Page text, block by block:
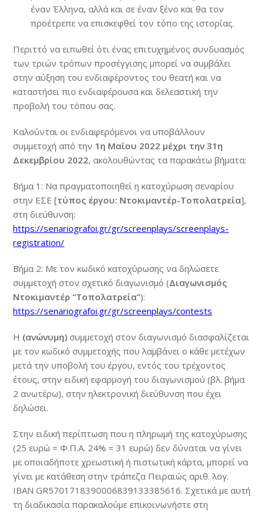
έναν Έλληνα, αλλά και σε έναν ξένο και θα τον
προέτρεπε να επισκεφθεί τον τόπο της ιστορίας.
Περιττό να ειπωθεί ότι ένας επιτυχημένος συνδυασμός
των τριών τρόπων προσέγγισης μπορεί να συμβάλει
στην αύξηση του ενδιαφέροντος του θεατή και να
καταστήσει πιο ενδιαφέρουσα και δελεαστική την
προβολή του τόπου σας.
Καλούνται οι ενδιαφερόμενοι να υποβάλλουν
συμμετοχή από την 1η Μαΐου 2022 μέχρι την 31η
Δεκεμβρίου 2022, ακολουθώντας τα παρακάτω βήματα:
Βήμα 1: Να πραγματοποιηθεί η κατοχύρωση σεναρίου
στην ΕΣΕ [τύπος έργου: Ντοκιμαντέρ-Τοπολατρεία],
στη διεύθυνση:
https://senariografoi.gr/gr/screenplays/screenplays-
registration/
Βήμα 2: Με τον κωδικό κατοχύρωσης να δηλώσετε
συμμετοχή στον σχετικό διαγωνισμό (Διαγωνισμός
Ντοκιμαντέρ “Τοπολατρεία”):
https://senariografoi.gr/gr/screenplays/contests
Η (ανώνυμη) συμμετοχή στον διαγωνισμό διασφαλίζεται
με τον κωδικό συμμετοχής που λαμβάνει ο κάθε μετέχων
μετά την υποβολή του έργου, εντός του τρέχοντος
έτους, στην ειδική εφαρμογή του διαγωνισμού (βλ. βήμα
2 ανωτέρω), στην ηλεκτρονική διεύθυνση που έχει
δηλώσει.
Στην ειδική περίπτωση που η πληρωμή της κατοχύρωσης
(25 ευρώ = Φ.Π.Α. 24% = 31 ευρώ) δεν δύναται να γίνει
με οποιαδήποτε χρεωστική ή πιστωτική κάρτα, μπορεί να
γίνει με κατάθεση στην τράπεζα Πειραιώς αριθ. λογ.
IBAN GR5701718390006839133385616. Σχετικά με αυτή
τη διαδικασία παρακαλούμε επικοινωνήστε στη